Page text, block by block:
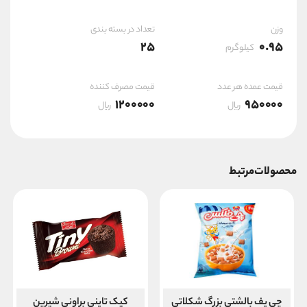
وزن
0.95 کیلوگرم
تعداد در بسته بندی
25
قیمت عمده هر عدد
950000 ریال
قیمت مصرف کننده
1200000 ریال
محصولات مرتبط
چی پف بالشتی بزرگ شکلاتی
کیک تاینی براونی شیرین